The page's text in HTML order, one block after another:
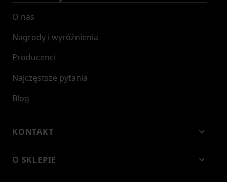
O nas
Nagrody i wyróżnienia
Producenci
Najczęstsze pytania
Blog
KONTAKT
O SKLEPIE